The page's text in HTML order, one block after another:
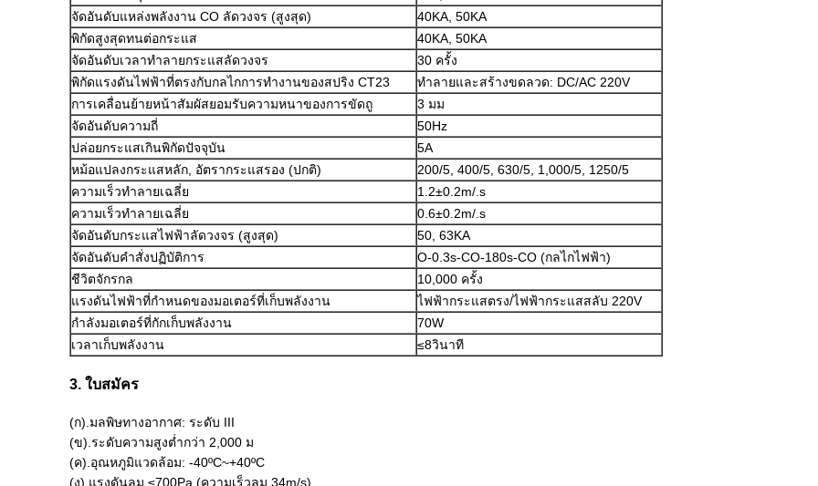
จัดอันดับแหล่งพลังงาน CO ลัดวงจร (สูงสุด)
40KA, 50KA
พิกัดสูงสุดทนต่อกระแส
40KA, 50KA
จัดอันดับเวลาทำลายกระแสลัดวงจร
30 ครั้ง
พิกัดแรงดันไฟฟ้าที่ตรงกับกลไกการทำงานของสปริง CT23
ทำลายและสร้างขดลวด: DC/AC 220V
การเคลื่อนย้ายหน้าสัมผัสยอมรับความหนาของการขัดถู
3 มม
จัดอันดับความถี่
50Hz
ปล่อยกระแสเกินพิกัดปัจจุบัน
5A
หม้อแปลงกระแสหลัก, อัตรากระแสรอง (ปกติ)
200/5, 400/5, 630/5, 1,000/5, 1250/5
ความเร็วทำลายเฉลี่ย
1.2±0.2m/.s
ความเร็วทำลายเฉลี่ย
0.6±0.2m/.s
จัดอันดับกระแสไฟฟ้าลัดวงจร (สูงสุด)
50, 63KA
จัดอันดับคำสั่งปฏิบัติการ
O-0.3s-CO-180s-CO (กลไกไฟฟ้า)
ชีวิตจักรกล
10,000 ครั้ง
แรงดันไฟฟ้าที่กำหนดของมอเตอร์ที่เก็บพลังงาน
ไฟฟ้ากระแสตรง/ไฟฟ้ากระแสสลับ 220V
กำลังมอเตอร์ที่กักเก็บพลังงาน
70W
เวลาเก็บพลังงาน
≤8วินาที
3. ใบสมัคร
(ก).มลพิษทางอากาศ: ระดับ III
(ข).ระดับความสูงต่ำกว่า 2,000 ม
(ค).อุณหภูมิแวดล้อม: -40ºC~+40ºC
(ง).แรงดันลม ≤700Pa (ความเร็วลม 34m/s)